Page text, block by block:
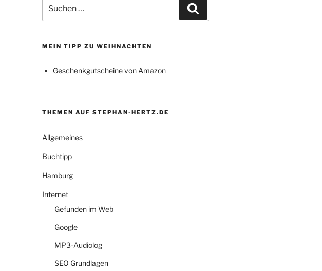
nach:
MEIN TIPP ZU WEIHNACHTEN
Geschenkgutscheine von Amazon
THEMEN AUF STEPHAN-HERTZ.DE
Allgemeines
Buchtipp
Hamburg
Internet
Gefunden im Web
Google
MP3-Audiolog
SEO Grundlagen